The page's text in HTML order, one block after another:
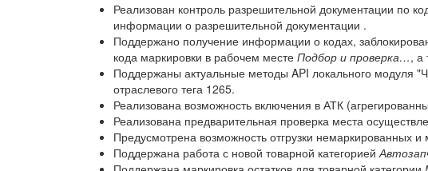
Реализован контроль разрешительной документации по
информации о разрешительной документации .
Поддержано получение информации о кодах,
кода маркировки в рабочем месте Подбор и проверка…, а
Поддержаны актуальные методы API локального модуля
отраслевого тега 1265.
Реализована возможность включения в АТК
Реализована предварительная проверка места
Предусмотрена возможность отгрузки немаркированных
Поддержана работа с новой товарной категорией